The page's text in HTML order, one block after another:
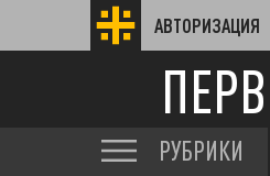
АВТОРИЗАЦИЯ
РУБРИКИ